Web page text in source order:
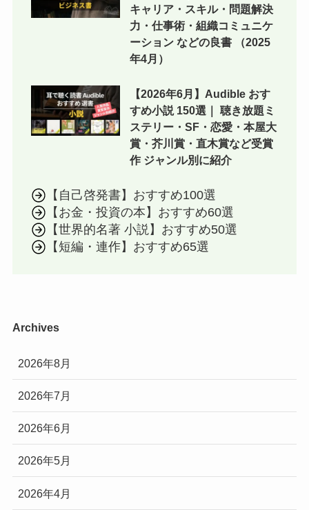
キャリア・スキル・問題解決
力・仕事術・組織コミュニケ
ーション などの良書 （2025
年4月）
【2026年6月】Audible おす
すめ小説 150選｜ 聴き放題ミ
ステリー・SF・恋愛・本屋大
賞・芥川賞・直木賞など受賞
作 ジャンル別に紹介
【自己啓発書】おすすめ100選
【お金・投資の本】おすすめ60選
【世界的名著 小説】おすすめ50選
【短編・連作】おすすめ65選
Archives
2026年8月
2026年7月
2026年6月
2026年5月
2026年4月